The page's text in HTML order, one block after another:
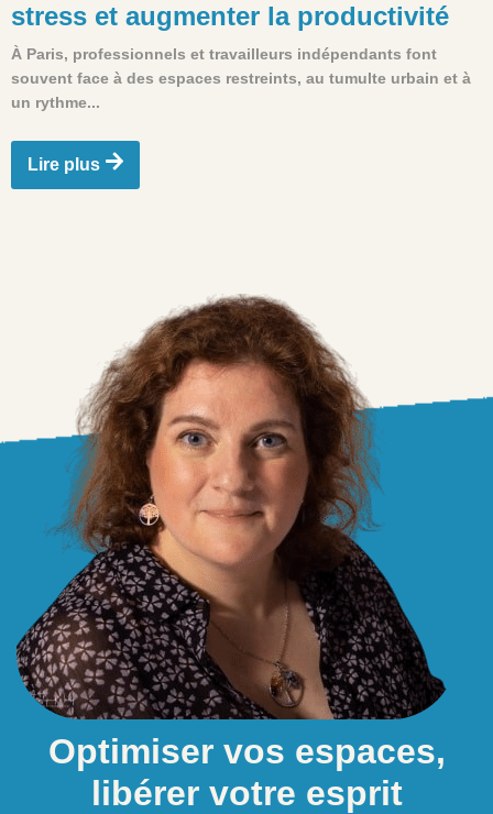
stress et augmenter la productivité
À Paris, professionnels et travailleurs indépendants font
souvent face à des espaces restreints, au tumulte urbain et à
un rythme...
Lire plus
Optimiser vos espaces,
libérer votre esprit